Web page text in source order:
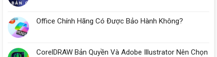
Office Chính Hãng Có Được Bảo Hành Không?
CorelDRAW Bản Quyền Và Adobe Illustrator Nên Chọn